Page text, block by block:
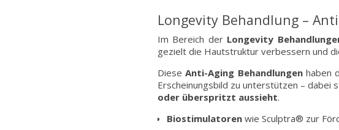
Longevity Behandlung –
Im Bereich der Longevity
gezielt die Hautstruktur verbessern und
DieseAnti-Aging Behandlungenhaben
Erscheinungsbild zu unterstützen – dabei
oder überspritzt aussieht.
Biostimulatoren wie Sculptra® zur